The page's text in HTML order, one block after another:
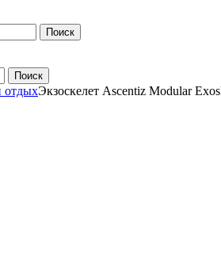
Поиск
Поиск
отдыхЭкзоскелет Ascentiz Modular